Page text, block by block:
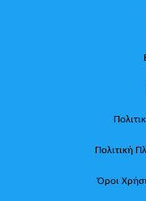
Πολιτική
Όροι